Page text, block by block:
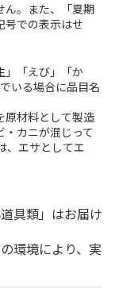
ん。また、「夏期
号での表示はせ
」「えび」「か
いる場合に品目名
材料として製造
カニが混じって
、エサとしてエ
具類」はお届け
環境により、実